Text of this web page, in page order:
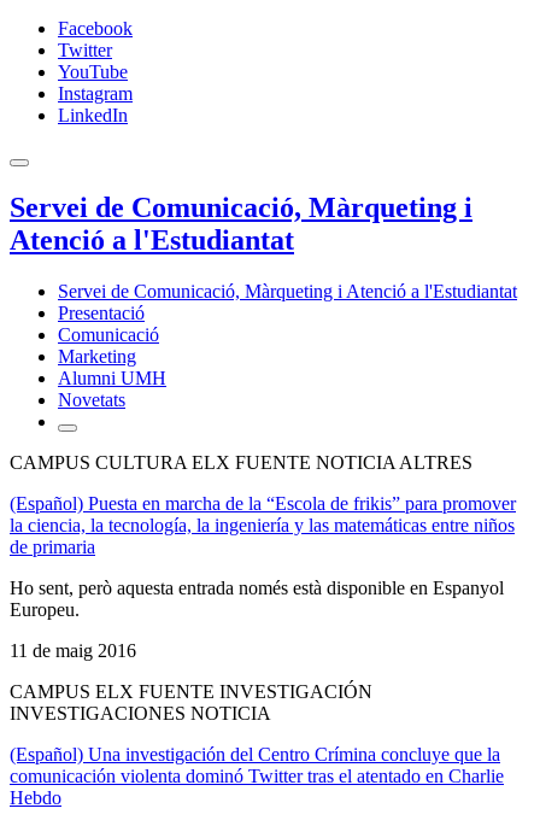
Facebook
Twitter
YouTube
Instagram
LinkedIn
Servei de Comunicació, Màrqueting i
Atenció a l'Estudiantat
Servei de Comunicació, Màrqueting i Atenció a l'Estudiantat
Presentació
Comunicació
Marketing
Alumni UMH
Novetats
CAMPUS CULTURA ELX FUENTE NOTICIA ALTRES
(Español) Puesta en marcha de la “Escola de frikis” para promover
la ciencia, la tecnología, la ingeniería y las matemáticas entre niños
de primaria
Ho sent, però aquesta entrada només està disponible en Espanyol
Europeu.
11 de maig 2016
CAMPUS ELX FUENTE INVESTIGACIÓN
INVESTIGACIONES NOTICIA
(Español) Una investigación del Centro Crímina concluye que la
comunicación violenta dominó Twitter tras el atentado en Charlie
Hebdo